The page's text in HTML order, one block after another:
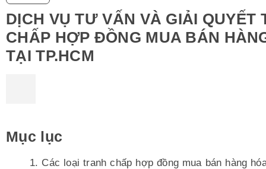
DỊCH VỤ TƯ VẤN VÀ GIẢI QUYẾT
CHẤP HỢP ĐỒNG MUA BÁN
TẠI TP.HCM
Mục lục
1. Các loại tranh chấp hợp đồng mua bán hàng